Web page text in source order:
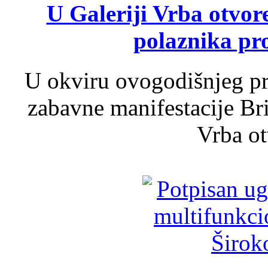
U Galeriji Vrba
polaznika
U okviru ovogodišnjeg
zabavne manifestacije
Vrba